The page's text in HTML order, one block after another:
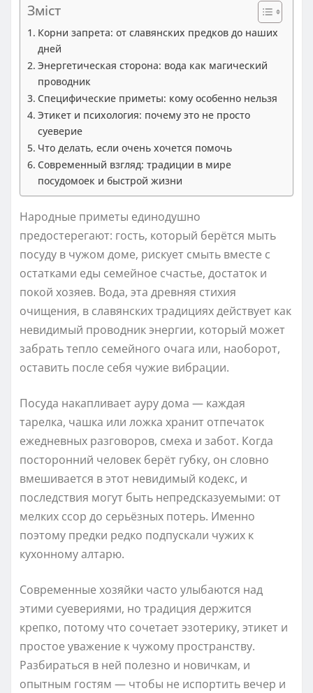
Зміст
Корни запрета: от славянских предков до наших
дней
Энергетическая сторона: вода как магический
проводник
Специфические приметы: кому особенно нельзя
Этикет и психология: почему это не просто
суеверие
Что делать, если очень хочется помочь
Современный взгляд: традиции в мире
посудомоек и быстрой жизни
Народные приметы единодушно
предостерегают: гость, который берётся мыть
посуду в чужом доме, рискует смыть вместе с
остатками еды семейное счастье, достаток и
покой хозяев. Вода, эта древняя стихия
очищения, в славянских традициях действует как
невидимый проводник энергии, который может
забрать тепло семейного очага или, наоборот,
оставить после себя чужие вибрации.
Посуда накапливает ауру дома — каждая
тарелка, чашка или ложка хранит отпечаток
ежедневных разговоров, смеха и забот. Когда
посторонний человек берёт губку, он словно
вмешивается в этот невидимый кодекс, и
последствия могут быть непредсказуемыми: от
мелких ссор до серьёзных потерь. Именно
поэтому предки редко подпускали чужих к
кухонному алтарю.
Современные хозяйки часто улыбаются над
этими суевериями, но традиция держится
крепко, потому что сочетает эзотерику, этикет и
простое уважение к чужому пространству.
Разбираться в ней полезно и новичкам, и
опытным гостям — чтобы не испортить вечер и